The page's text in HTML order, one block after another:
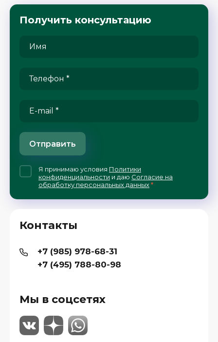
Контакты
+7 (985) 978-68-31
+7 (495) 788-80-98
Мы в соцсетях
Получить консультацию
Я принимаю условия Политики
конфиденциальности и даю Согласие на
обработку персональных данных*
Отправить